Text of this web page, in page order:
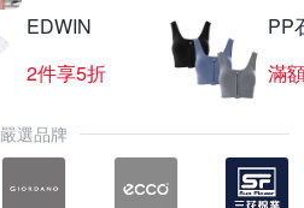
EDWIN
2件享5折
PP
滿
嚴選品牌